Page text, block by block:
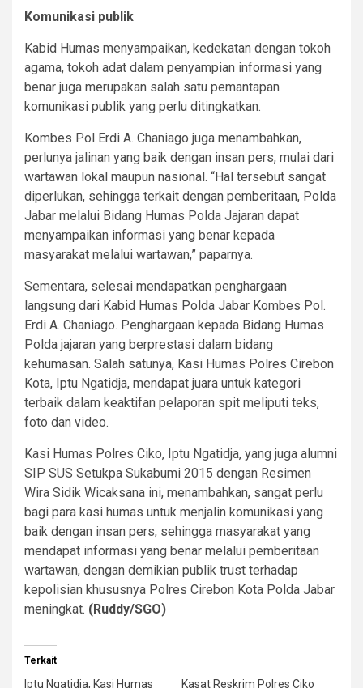
Komunikasi publik
Kabid Humas menyampaikan, kedekatan dengan tokoh
agama, tokoh adat dalam penyampian informasi yang
benar juga merupakan salah satu pemantapan
komunikasi publik yang perlu ditingkatkan.
Kombes Pol Erdi A. Chaniago juga menambahkan,
perlunya jalinan yang baik dengan insan pers, mulai dari
wartawan lokal maupun nasional. “Hal tersebut sangat
diperlukan, sehingga terkait dengan pemberitaan, Polda
Jabar melalui Bidang Humas Polda Jajaran dapat
menyampaikan informasi yang benar kepada
masyarakat melalui wartawan,” paparnya.
Sementara, selesai mendapatkan penghargaan
langsung dari Kabid Humas Polda Jabar Kombes Pol.
Erdi A. Chaniago. Penghargaan kepada Bidang Humas
Polda jajaran yang berprestasi dalam bidang
kehumasan. Salah satunya, Kasi Humas Polres Cirebon
Kota, Iptu Ngatidja, mendapat juara untuk kategori
terbaik dalam keaktifan pelaporan spit meliputi teks,
foto dan video.
Kasi Humas Polres Ciko, Iptu Ngatidja, yang juga alumni
SIP SUS Setukpa Sukabumi 2015 dengan Resimen
Wira Sidik Wicaksana ini, menambahkan, sangat perlu
bagi para kasi humas untuk menjalin komunikasi yang
baik dengan insan pers, sehingga masyarakat yang
mendapat informasi yang benar melalui pemberitaan
wartawan, dengan demikian publik trust terhadap
kepolisian khususnya Polres Cirebon Kota Polda Jabar
meningkat. (Ruddy/SGO)
Terkait
Iptu Ngatidja, Kasi Humas Kasat Reskrim Polres Ciko